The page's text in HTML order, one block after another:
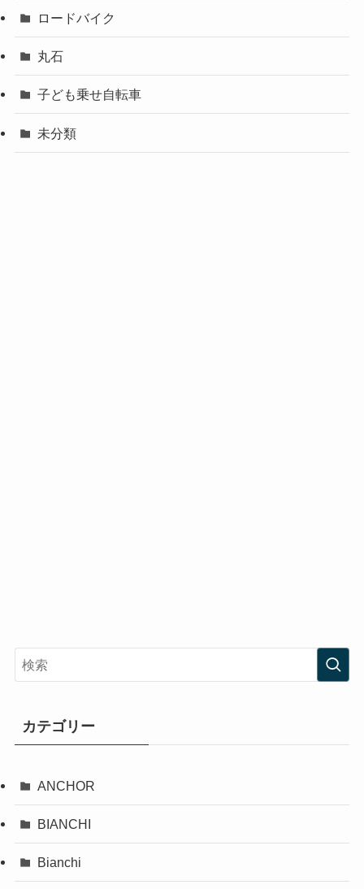
ロードバイク
丸石
子ども乗せ自転車
未分類
カテゴリー
ANCHOR
BIANCHI
Bianchi